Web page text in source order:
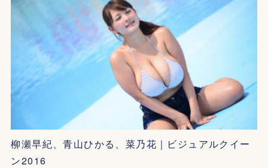
柳瀬早紀、青山ひかる、菜乃花｜ビジュアルクイー
ン2016